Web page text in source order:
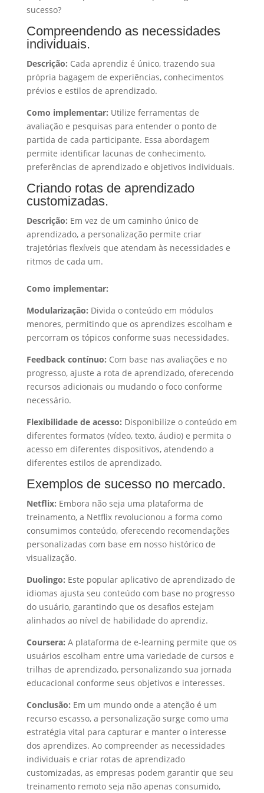
sucesso?
Compreendendo as necessidades
individuais.
Descrição: Cada aprendiz é único, trazendo sua
própria bagagem de experiências, conhecimentos
prévios e estilos de aprendizado.
Como implementar: Utilize ferramentas de
avaliação e pesquisas para entender o ponto de
partida de cada participante. Essa abordagem
permite identificar lacunas de conhecimento,
preferências de aprendizado e objetivos individuais.
Criando rotas de aprendizado
customizadas.
Descrição: Em vez de um caminho único de
aprendizado, a personalização permite criar
trajetórias flexíveis que atendam às necessidades e
ritmos de cada um.
Como implementar:
Modularização: Divida o conteúdo em módulos
menores, permitindo que os aprendizes escolham e
percorram os tópicos conforme suas necessidades.
Feedback contínuo: Com base nas avaliações e no
progresso, ajuste a rota de aprendizado, oferecendo
recursos adicionais ou mudando o foco conforme
necessário.
Flexibilidade de acesso: Disponibilize o conteúdo em
diferentes formatos (vídeo, texto, áudio) e permita o
acesso em diferentes dispositivos, atendendo a
diferentes estilos de aprendizado.
Exemplos de sucesso no mercado.
Netflix: Embora não seja uma plataforma de
treinamento, a Netflix revolucionou a forma como
consumimos conteúdo, oferecendo recomendações
personalizadas com base em nosso histórico de
visualização.
Duolingo: Este popular aplicativo de aprendizado de
idiomas ajusta seu conteúdo com base no progresso
do usuário, garantindo que os desafios estejam
alinhados ao nível de habilidade do aprendiz.
Coursera: A plataforma de e-learning permite que os
usuários escolham entre uma variedade de cursos e
trilhas de aprendizado, personalizando sua jornada
educacional conforme seus objetivos e interesses.
Conclusão: Em um mundo onde a atenção é um
recurso escasso, a personalização surge como uma
estratégia vital para capturar e manter o interesse
dos aprendizes. Ao compreender as necessidades
individuais e criar rotas de aprendizado
customizadas, as empresas podem garantir que seu
treinamento remoto seja não apenas consumido,